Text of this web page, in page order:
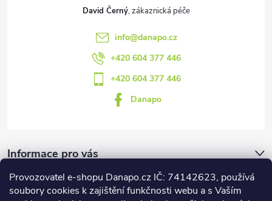
Provozovatel e-shopu Danapo.cz IČ: 74142623, používá
soubory cookies k zajištění funkčnosti webu a s Vaším
David Černý
info@danapo.cz
+420 604 377 446
+420 604 377 446
Danapo
Informace pro vás
Dotazník